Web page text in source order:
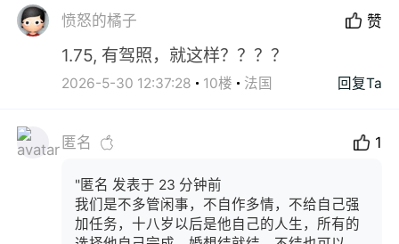
愤怒的橘子 赞
1.75, 有驾照，就这样？？？？
2026-5-30 12:37:28 10楼 法国 回复Ta
匿名 1
"匿名 发表于 23 分钟前
我们是不多管闲事，不自作多情，不给自己强
加任务，十八岁以后是他自己的人生，所有的